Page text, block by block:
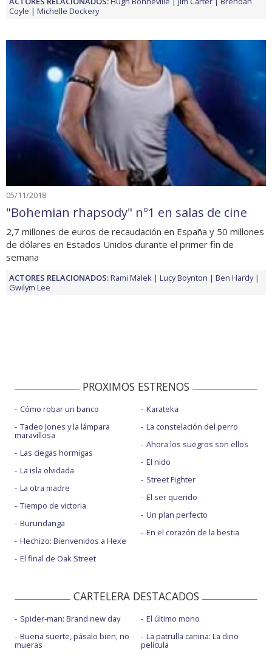
Coyle
Michelle Dockery
05/11/2018
"Bohemian rhapsody" nº1 en salas de cine
2,7 millones de euros de recaudación en España y 50 millones
de dólares en Estados Unidos durante el primer fin de
semana
ACTORES RELACIONADOS:Rami Malek Lucy Boynton
Ben Hardy
Gwilym Lee
PROXIMOS ESTRENOS
Cómo robar un banco
Tadeo Jones y la lámpara
maravillosa
Las ciegas hormigas
La isla olvidada
La otra madre
Tiempo de victoria
Burundanga
Hechizo: Bienvenidos a Hexe
El final de Oak Street
Karateka
La constelación del perro
Ahora los suegros son ellos
El nido
Street Fighter
El ser querido
Un plan perfecto
En el corazón de la bestia
CARTELERA DESTACADOS
Spider-man: Brand new day
Buena suerte, pásalo bien, no
mueras
El último mono
La patrulla canina: La dino
película